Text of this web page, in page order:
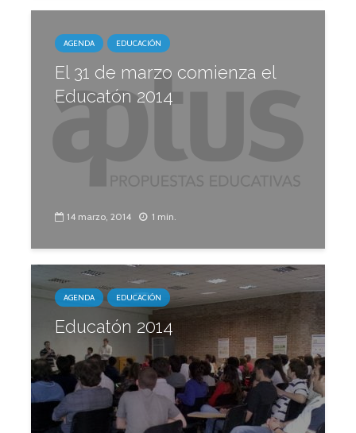
AGENDA EDUCACIÓN
El 31 de marzo comienza el
Educatón 2014
14 marzo, 2014 1 min.
AGENDA EDUCACIÓN
Educatón 2014